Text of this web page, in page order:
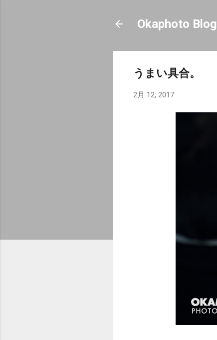
Okaphoto Blog
うまい具合。
2月 12, 2017